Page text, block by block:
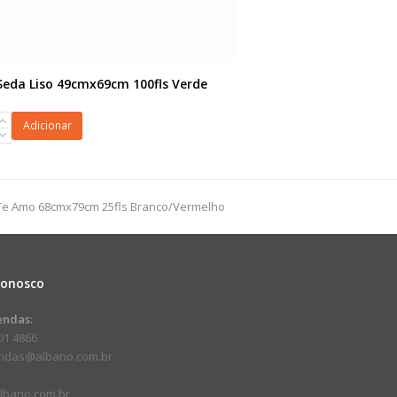
Liso 49cmx69cm 100fls Verde
Adicionar
Amo 68cmx79cm 25fls Branco/Vermelho
4866